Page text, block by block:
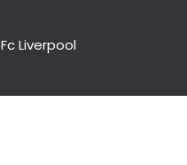
Fc Liverpool